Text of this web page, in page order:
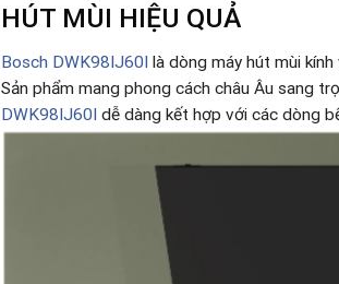
HÚT MÙI HIỆU QUẢ
Bosch DWK98IJ60I là dòng máy hút mùi
Sản phẩm mang phong cách châu Âu sang
DWK98IJ60I dễ dàng kết hợp với các dòng